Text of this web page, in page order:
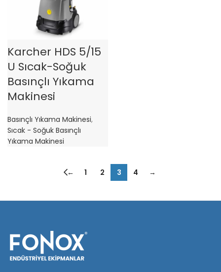
Karcher HDS 5/15
U Sıcak-Soğuk
Basınçlı Yıkama
Makinesi
Basınçlı Yıkama Makinesi,
Sıcak - Soğuk Basınçlı
Yıkama Makinesi
← 1 2 3 4 →